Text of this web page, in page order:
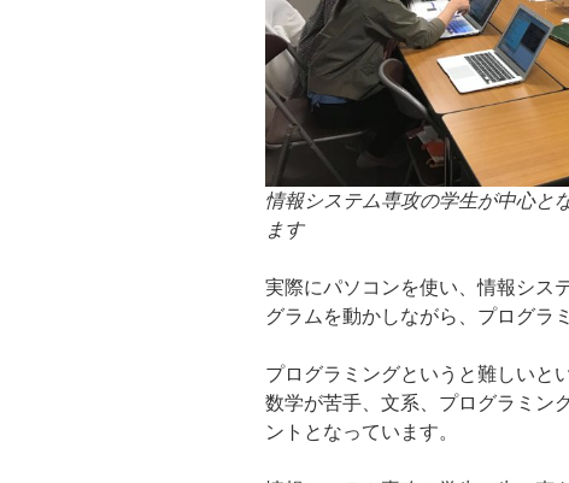
情報システム専攻の学生が中心と
ます
実際にパソコンを使い、情報シス
グラムを動かしながら、プログラ
プログラミングというと難しいと
数学が苦手、文系、プログラミン
ントとなっています。